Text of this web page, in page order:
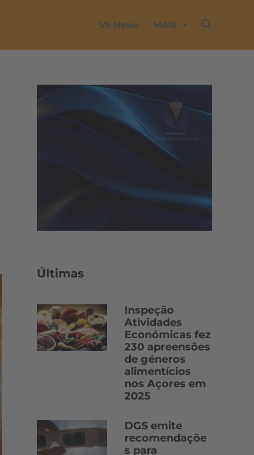
VS News MAIS
Últimas
Inspeção
Atividades
Económicas fez
230 apreensões
de géneros
alimentícios
nos Açores em
2025
DGS emite
recomendaçõe
s para